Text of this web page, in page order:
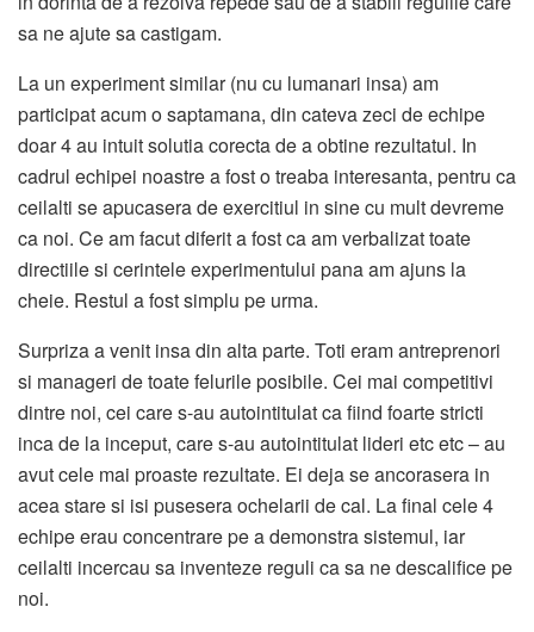
sa ne ajute sa castigam.
La un experiment similar (nu cu lumanari insa) am
participat acum o saptamana, din cateva zeci de echipe
doar 4 au intuit solutia corecta de a obtine rezultatul. In
cadrul echipei noastre a fost o treaba interesanta, pentru ca
ceilalti se apucasera de exercitiul in sine cu mult devreme
ca noi. Ce am facut diferit a fost ca am verbalizat toate
directiile si cerintele experimentului pana am ajuns la
cheie. Restul a fost simplu pe urma.
Surpriza a venit insa din alta parte. Toti eram antreprenori
si manageri de toate felurile posibile. Cei mai competitivi
dintre noi, cei care s-au autointitulat ca fiind foarte stricti
inca de la inceput, care s-au autointitulat lideri etc etc – au
avut cele mai proaste rezultate. Ei deja se ancorasera in
acea stare si isi pusesera ochelarii de cal. La final cele 4
echipe erau concentrare pe a demonstra sistemul, iar
ceilalti incercau sa inventeze reguli ca sa ne descalifice pe
noi.